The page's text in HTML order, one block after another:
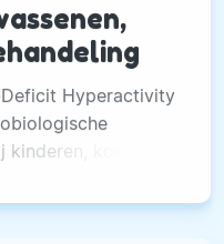
Hyperactivity
komt